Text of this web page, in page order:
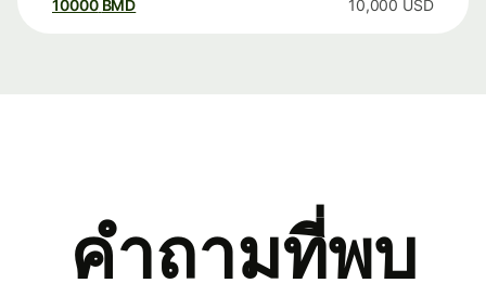
10000 BMD 10,000 USD
คำถามที่พบ